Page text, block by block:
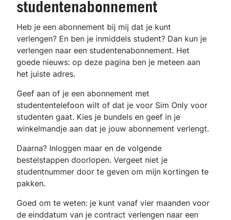
studentenabonnement
Heb je een abonnement bij mij dat je kunt
verlengen? En ben je inmiddels student? Dan kun je
verlengen naar een studentenabonnement. Het
goede nieuws: op deze pagina ben je meteen aan
het juiste adres.
Geef aan of je een abonnement met
studententelefoon wilt of dat je voor Sim Only voor
studenten gaat. Kies je bundels en geef in je
winkelmandje aan dat je jouw abonnement verlengt.
Daarna? Inloggen maar en de volgende
bestelstappen doorlopen. Vergeet niet je
studentnummer door te geven om mijn kortingen te
pakken.
Goed om te weten: je kunt vanaf vier maanden voor
de einddatum van je contract verlengen naar een